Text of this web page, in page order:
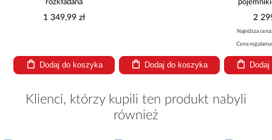
rozkładana
1 349,99 zł
Dodaj do koszyka Dodaj do koszyka
2
Najniższa
Cena
Klienci, którzy kupili ten produkt nabyli
również